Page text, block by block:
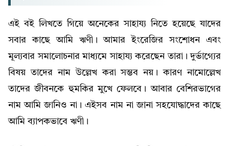
এই বই লিখতে গিয়ে অনেকের সাহায্য নিতে হয়েছে যাদের
সবার কাছে আমি ঋণী। আমার ইংরেজির সংশোধন এবং
মূল্যবার সমালোচনার মাধ্যমে সাহায্য করেছেন তারা। দুর্ভাগ্যের
বিষয় তাদের নাম উল্লেখ করা সম্ভব নয়। কারণ নামোল্লেখ
তাদের জীবনকে হুমকির মুখে ফেলবে। আবার বেশিরভাগের
নাম আমি জানিও না। এইসব নাম না জানা সহযোদ্ধাদের কাছে
আমি ব্যাপকভাবে ঋণী।